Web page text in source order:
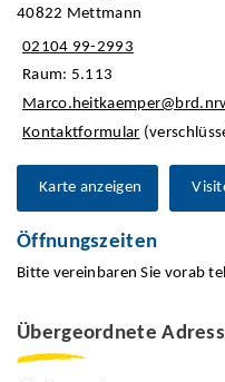
40822 Mettmann
02104 99-2993
Raum: 5.113
Kontaktformular
Karte anzeigen
Öffnungszeiten
Bitte vereinbaren Sie vorab
Übergeordnete